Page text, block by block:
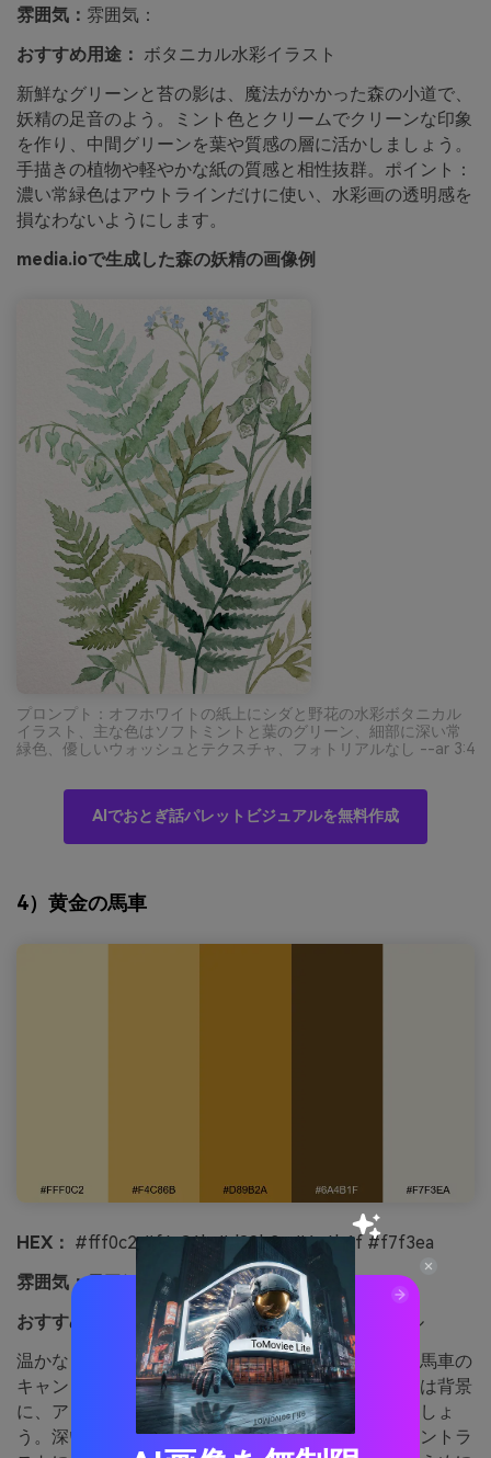
雰囲気： 雰囲気：
おすすめ用途： ボタニカル水彩イラスト
新鮮なグリーンと苔の影は、魔法がかかった森の小道で、
妖精の足音のよう。ミント色とクリームでクリーンな印象
を作り、中間グリーンを葉や質感の層に活かしましょう。
手描きの植物や軽やかな紙の質感と相性抜群。ポイント：
濃い常緑色はアウトラインだけに使い、水彩画の透明感を
損なわないようにします。
media.ioで生成した森の妖精の画像例
プロンプト：オフホワイトの紙上にシダと野花の水彩ボタニカル
イラスト、主な色はソフトミントと葉のグリーン、細部に深い常
緑色、優しいウォッシュとテクスチャ、フォトリアルなし --ar 3:4
AIでおとぎ話パレットビジュアルを無料作成
4）黄金の馬車
HEX： #fff0c2 #f4c86b #d89b2a #6a4b1f #f7f3ea
雰囲気：雰囲気：
おすすめ用途：
高級ベーカリーのパッケージラベル
温かなゴールドと香ばしいキャラメル色は、王家の馬車の
キャンドルライトのよう。クリームと淡いゴールドは背景
に、アンバーはスタンプやブランドマークに使いましょ
う。深いブラウンを少し加えると一瞬で高級感のコントラ